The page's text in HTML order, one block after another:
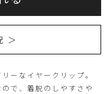
＞
ーなイヤークリップ。
で、着脱のしやすさや